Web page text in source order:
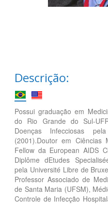
Descrição:
Possui graduação em
do Rio Grande do Sul-
Doenças Infecciosas
(2001).Doutor em Ciências
Fellow da European AIDS
Diplôme dEtudes
pela Université Libre de
Professor Associado de
de Santa Maria (UFSM),
Controle de Infecção